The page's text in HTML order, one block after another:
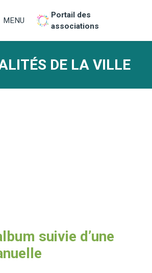
MENU
Portail des
associations
DE LA VILLE
suivie d’une